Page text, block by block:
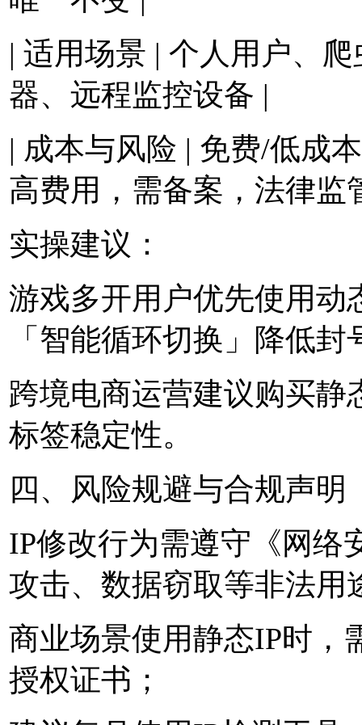
| 适用场景 | 个人用户、
器、远程监控设备 |
| 成本与风险 | 免费/低成
高费用，需备案，法律监
实操建议：
游戏多开用户优先使用动
「智能循环切换」降低封
跨境电商运营建议购买静
标签稳定性。
四、风险规避与合规声明
IP修改行为需遵守《网络
攻击、数据窃取等非法用
商业场景使用静态IP时，
授权证书；